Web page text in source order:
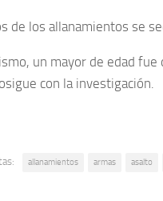
de los allanamientos se
un mayor de edad
con la investigación.
allanamientos armas asalto